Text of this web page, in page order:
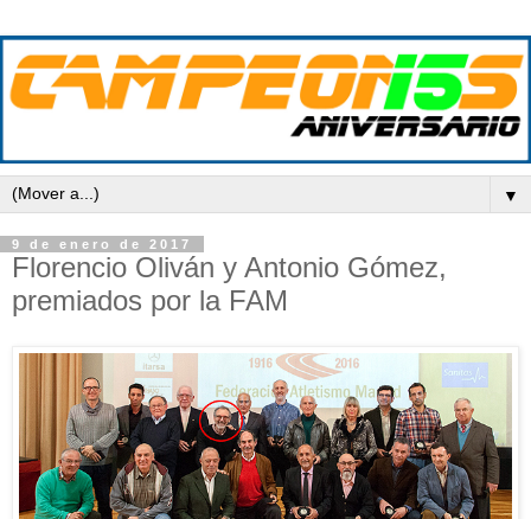
▼
9 de enero de 2017
Florencio Oliván y Antonio Gómez,
premiados por la FAM